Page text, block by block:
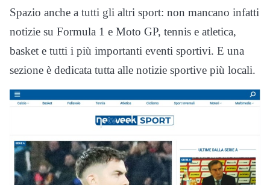
Spazio anche a tutti gli altri sport: non mancano infatti
notizie su Formula 1 e Moto GP, tennis e atletica,
basket e tutti i più importanti eventi sportivi. E una
sezione è dedicata tutta alle notizie sportive più locali.